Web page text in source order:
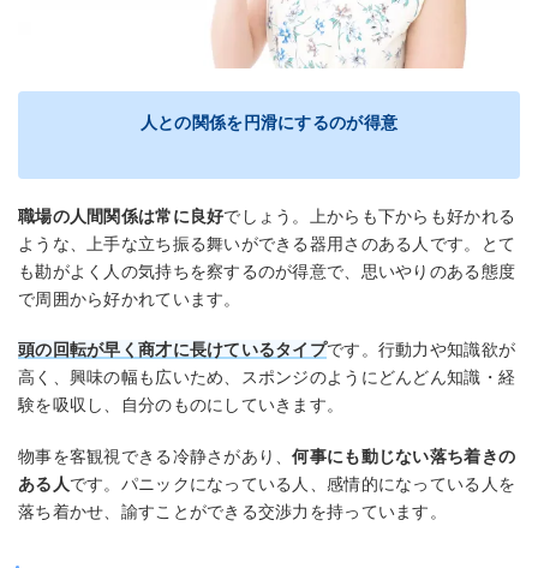
人との関係を円滑にするのが得意
職場の人間関係は常に良好でしょう。上からも下からも好かれる
ような、上手な立ち振る舞いができる器用さのある人です。とて
も勘がよく人の気持ちを察するのが得意で、思いやりのある態度
で周囲から好かれています。
頭の回転が早く商才に長けているタイプです。行動力や知識欲が
高く、興味の幅も広いため、スポンジのようにどんどん知識・経
験を吸収し、自分のものにしていきます。
物事を客観視できる冷静さがあり、何事にも動じない落ち着きの
ある人です。パニックになっている人、感情的になっている人を
落ち着かせ、諭すことができる交渉力を持っています。